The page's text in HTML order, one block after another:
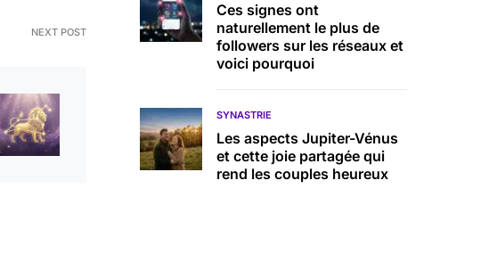
NEXT POST
Ces signes ont
naturellement le plus de
followers sur les réseaux et
voici pourquoi
SYNASTRIE
Les aspects Jupiter-Vénus
et cette joie partagée qui
rend les couples heureux